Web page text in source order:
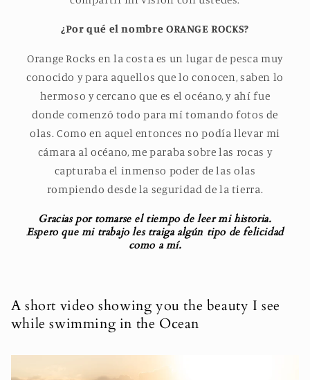
¿Por qué el nombre ORANGE ROCKS?
Orange Rocks en la costa es un lugar de pesca muy
conocido y para aquellos que lo conocen, saben lo
hermoso y cercano que es el océano, y ahí fue
donde comenzó todo para mí tomando fotos de
olas. Como en aquel entonces no podía llevar mi
cámara al océano, me paraba sobre las rocas y
capturaba el inmenso poder de las olas
rompiendo desde la seguridad de la tierra.
Gracias por tomarse el tiempo de leer mi historia.
Espero que mi trabajo les traiga algún tipo de felicidad
como a mí.
A short video showing you the beauty I see
while swimming in the Ocean